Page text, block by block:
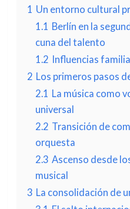
1 Un entorno cultural
1.1 Berlín en la
cuna del talento
1.2 Influencias
2 Los primeros pasos
2.1 La música como
universal
2.2 Transición de
orquesta
2.3 Ascenso desde
musical
3 La consolidación de